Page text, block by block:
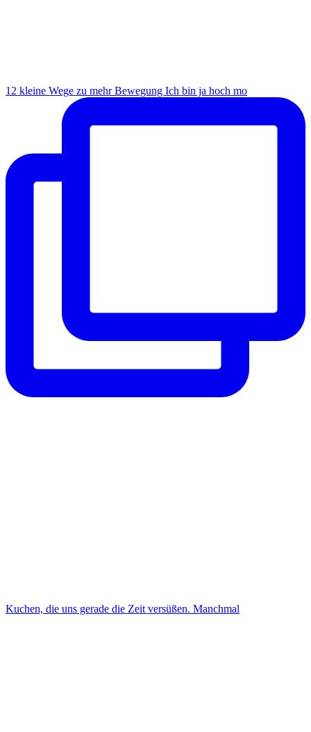
12 kleine Wege zu mehr Bewegung Ich bin ja hoch mo
Kuchen, die uns gerade die Zeit versüßen. Manchmal